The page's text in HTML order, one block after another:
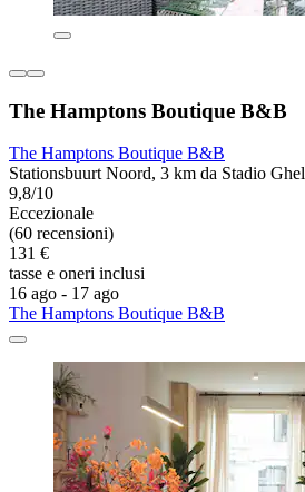
The Hamptons Boutique B&B
The Hamptons Boutique B&B
Stationsbuurt Noord, 3 km da Stadio
9,8/10
Eccezionale
(60 recensioni)
131 €
tasse e oneri inclusi
16 ago - 17 ago
The Hamptons Boutique B&B